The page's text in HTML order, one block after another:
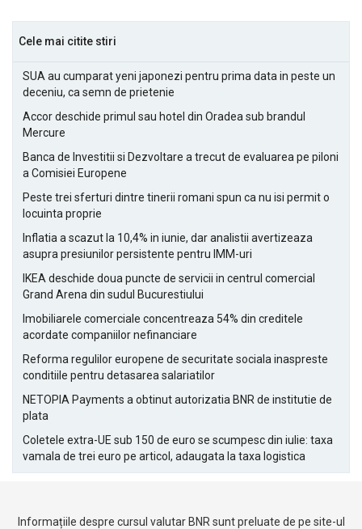
Cele mai citite stiri
SUA au cumparat yeni japonezi pentru prima data in peste un
deceniu, ca semn de prietenie
Accor deschide primul sau hotel din Oradea sub brandul
Mercure
Banca de Investitii si Dezvoltare a trecut de evaluarea pe piloni
a Comisiei Europene
Peste trei sferturi dintre tinerii romani spun ca nu isi permit o
locuinta proprie
Inflatia a scazut la 10,4% in iunie, dar analistii avertizeaza
asupra presiunilor persistente pentru IMM-uri
IKEA deschide doua puncte de servicii in centrul comercial
Grand Arena din sudul Bucurestiului
Imobiliarele comerciale concentreaza 54% din creditele
acordate companiilor nefinanciare
Reforma regulilor europene de securitate sociala inaspreste
conditiile pentru detasarea salariatilor
NETOPIA Payments a obtinut autorizatia BNR de institutie de
plata
Coletele extra-UE sub 150 de euro se scumpesc din iulie: taxa
vamala de trei euro pe articol, adaugata la taxa logistica
Informațiile despre cursul valutar BNR sunt preluate de pe site-ul